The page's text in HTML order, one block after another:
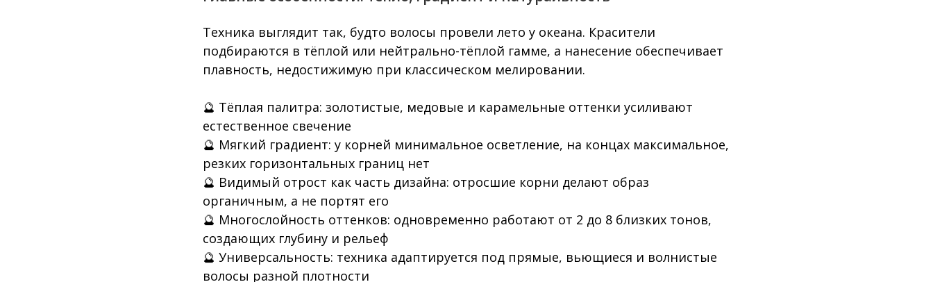
Техника выглядит так, будто волосы провели лето у океана. Красители
подбираются в тёплой или нейтрально-тёплой гамме, а нанесение обеспечивает
плавность, недостижимую при классическом мелировании.
🔮 Тёплая палитра: золотистые, медовые и карамельные оттенки усиливают
естественное свечение
🔮 Мягкий градиент: у корней минимальное осветление, на концах максимальное,
резких горизонтальных границ нет
🔮 Видимый отрост как часть дизайна: отросшие корни делают образ
органичным, а не портят его
🔮 Многослойность оттенков: одновременно работают от 2 до 8 близких тонов,
создающих глубину и рельеф
🔮 Универсальность: техника адаптируется под прямые, вьющиеся и волнистые
волосы разной плотности